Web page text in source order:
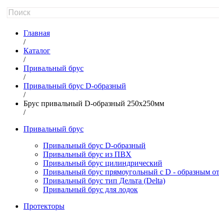
Главная
/
Каталог
/
Привальный брус
/
Привальный брус D-образный
/
Брус привальный D-образный 250х250мм
/
Привальный брус
Привальный брус D-образный
Привальный брус из ПВХ
Привальный брус цилиндрический
Привальный брус прямоугольный с D - образным
Привальный брус тип Дельта (Delta)
Привальный брус для лодок
Протекторы